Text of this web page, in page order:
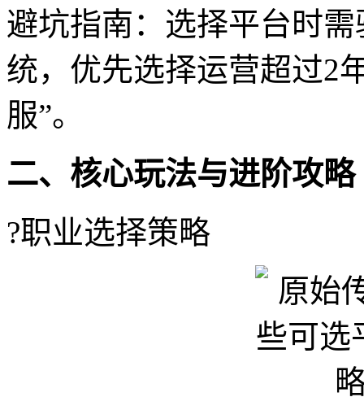
避坑指南：选择平台时
统，优先选择运营超过2
服”。
二、核心玩法与进阶攻略
?职业选择策略